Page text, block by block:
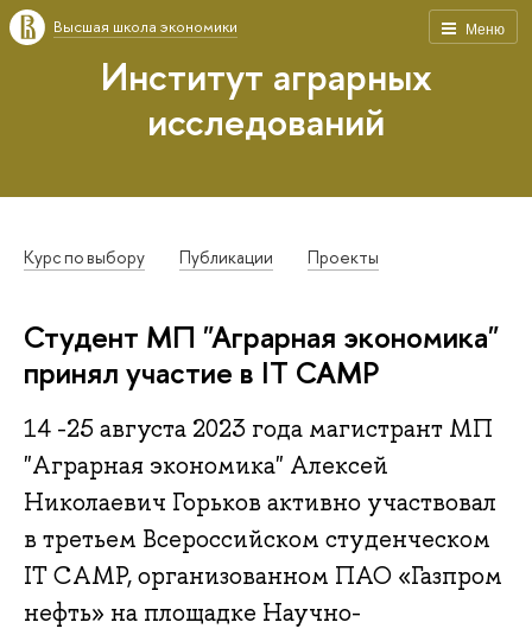
Меню
Высшая школа экономики
Институт аграрных
исследований
Курс по выбору Публикации Проекты
Студент МП "Аграрная экономика"
принял участие в IT CAMP
14 -25 августа 2023 года магистрант МП
"Аграрная экономика" Алексей
Николаевич Горьков активно участвовал
в третьем Всероссийском студенческом
IT CAMP, организованном ПАО «Газпром
нефть» на площадке Научно-